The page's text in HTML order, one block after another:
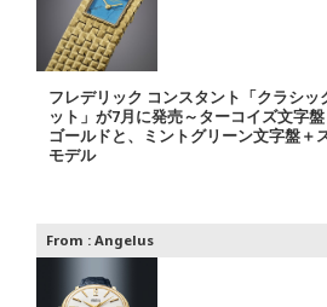
フレデリック コンスタント「クラシッ
ット」が7月に発売～ターコイズ文字
ゴールドと、ミントグリーン文字盤＋
モデル
From : Angelus